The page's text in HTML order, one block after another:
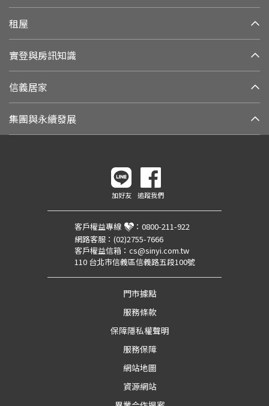
租屋
實登與房訊知識
信義居家
集團與永續發展
加好友 追蹤我們
客戶權益專線 ： 0800-211-922
網路客服： (02)2755-7666
客戶權益信箱： cs@sinyi.com.tw
110 台北市信義區信義路五段100號
門市據點
服務條款
保障隱私權聲明
服務保障
網站地圖
資源網站